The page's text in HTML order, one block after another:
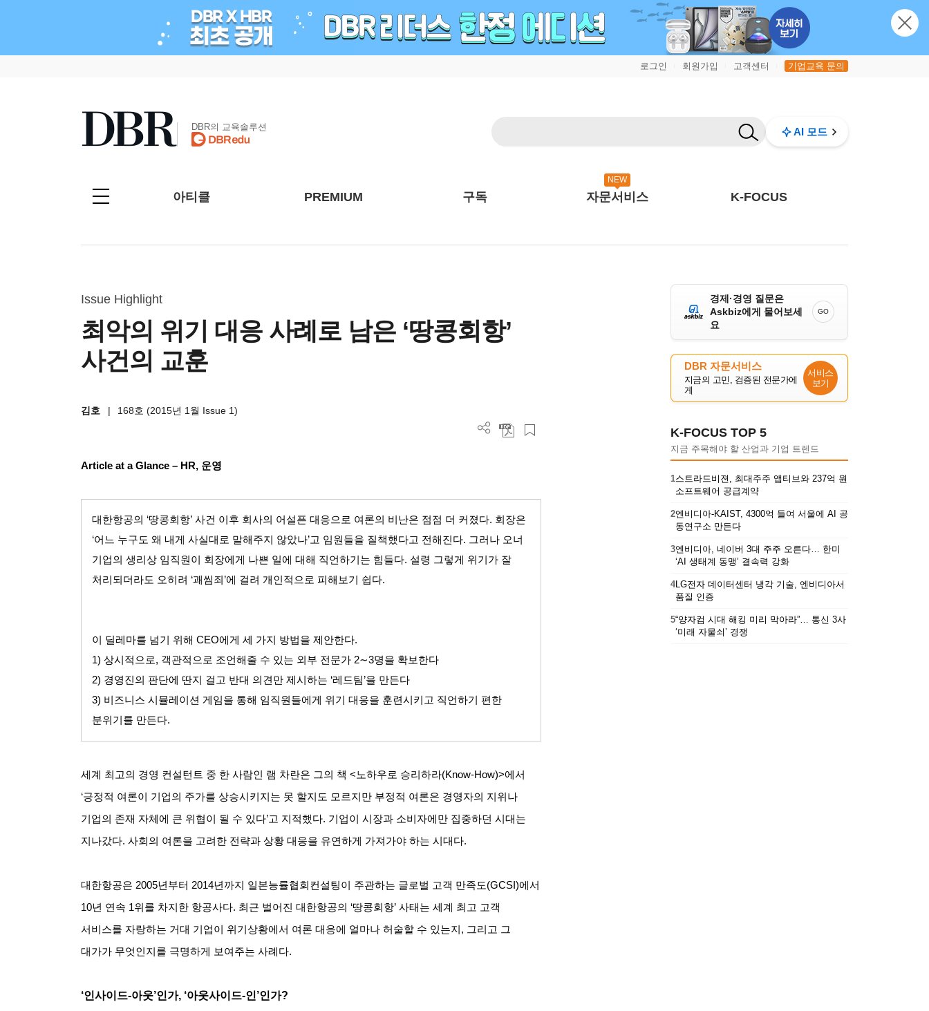
로그인 회원가입 고객센터 기업교육 문의
DBR의 교육솔루션 AI 모드
아티클 PREMIUM 구독
NEW
자문서비스 K-FOCUS
Issue Highlight
최악의 위기 대응 사례로 남은 ‘땅콩회항’
사건의 교훈
김호 | 168호 (2015년 1월 Issue 1)
Article at a Glance – HR, 운영
대한항공의 ‘땅콩회항’ 사건 이후 회사의 어설픈 대응으로 여론의 비난은 점점 더 커졌다. 회장은
‘어느 누구도 왜 내게 사실대로 말해주지 않았나’고 임원들을 질책했다고 전해진다. 그러나 오너
기업의 생리상 임직원이 회장에게 나쁜 일에 대해 직언하기는 힘들다. 설령 그렇게 위기가 잘
처리되더라도 오히려 ‘괘씸죄’에 걸려 개인적으로 피해보기 쉽다.
이 딜레마를 넘기 위해 CEO에게 세 가지 방법을 제안한다.
1) 상시적으로, 객관적으로 조언해줄 수 있는 외부 전문가 2∼3명을 확보한다
2) 경영진의 판단에 딴지 걸고 반대 의견만 제시하는 ‘레드팀’을 만든다
3) 비즈니스 시뮬레이션 게임을 통해 임직원들에게 위기 대응을 훈련시키고 직언하기 편한
분위기를 만든다.
세계 최고의 경영 컨설턴트 중 한 사람인 램 차란은 그의 책 <노하우로 승리하라(Know-How)>에서
‘긍정적 여론이 기업의 주가를 상승시키지는 못 할지도 모르지만 부정적 여론은 경영자의 지위나
기업의 존재 자체에 큰 위협이 될 수 있다’고 지적했다. 기업이 시장과 소비자에만 집중하던 시대는
지나갔다. 사회의 여론을 고려한 전략과 상황 대응을 유연하게 가져가야 하는 시대다.
대한항공은 2005년부터 2014년까지 일본능률협회컨설팅이 주관하는 글로벌 고객 만족도(GCSI)에서
10년 연속 1위를 차지한 항공사다. 최근 벌어진 대한항공의 ‘땅콩회항’ 사태는 세계 최고 고객
서비스를 자랑하는 거대 기업이 위기상황에서 여론 대응에 얼마나 허술할 수 있는지, 그리고 그
대가가 무엇인지를 극명하게 보여주는 사례다.
‘인사이드-아웃’인가, ‘아웃사이드-인’인가?
경제·경영 질문은
Askbiz에게 물어보세
요
GO
DBR 자문서비스
지금의 고민, 검증된 전문가에
게
서비스
보기
K-FOCUS TOP 5
지금 주목해야 할 산업과 기업 트렌드
1스트라드비젼, 최대주주 앱티브와 237억 원
소프트웨어 공급계약
2엔비디아-KAIST, 4300억 들여 서울에 AI 공
동연구소 만든다
3엔비디아, 네이버 3대 주주 오른다… 한미
‘AI 생태계 동맹’ 결속력 강화
4LG전자 데이터센터 냉각 기술, 엔비디아서
품질 인증
5“양자컴 시대 해킹 미리 막아라”… 통신 3사
‘미래 자물쇠’ 경쟁